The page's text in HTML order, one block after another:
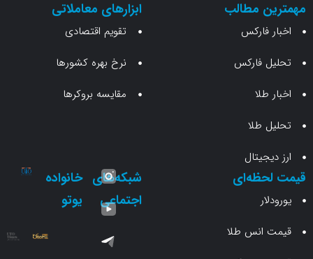
مطالب
فارکس
فارکس
ابزارهای معاملاتی
تقویم اقتصادی
نرخ بهره کشورها
مقایسه بروکرها
انس طلا
شبکه‌های خانواده
یوتو